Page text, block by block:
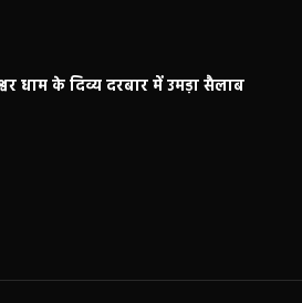
धाम के दिव्य दरबार में उमड़ा सैलाब